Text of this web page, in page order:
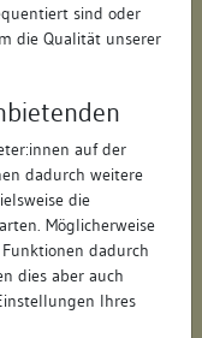
sind oder
die Qualität unserer
auf der
dadurch weitere
die
Möglicherweise
dadurch
dies aber auch
Ihres
(Landkreis)